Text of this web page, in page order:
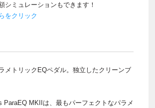
シミュレーションもできます！
をクリック
メトリックEQペダル。独立したクリーンブ
ParaEQ MKIIは、最もパーフェクトなパラメ